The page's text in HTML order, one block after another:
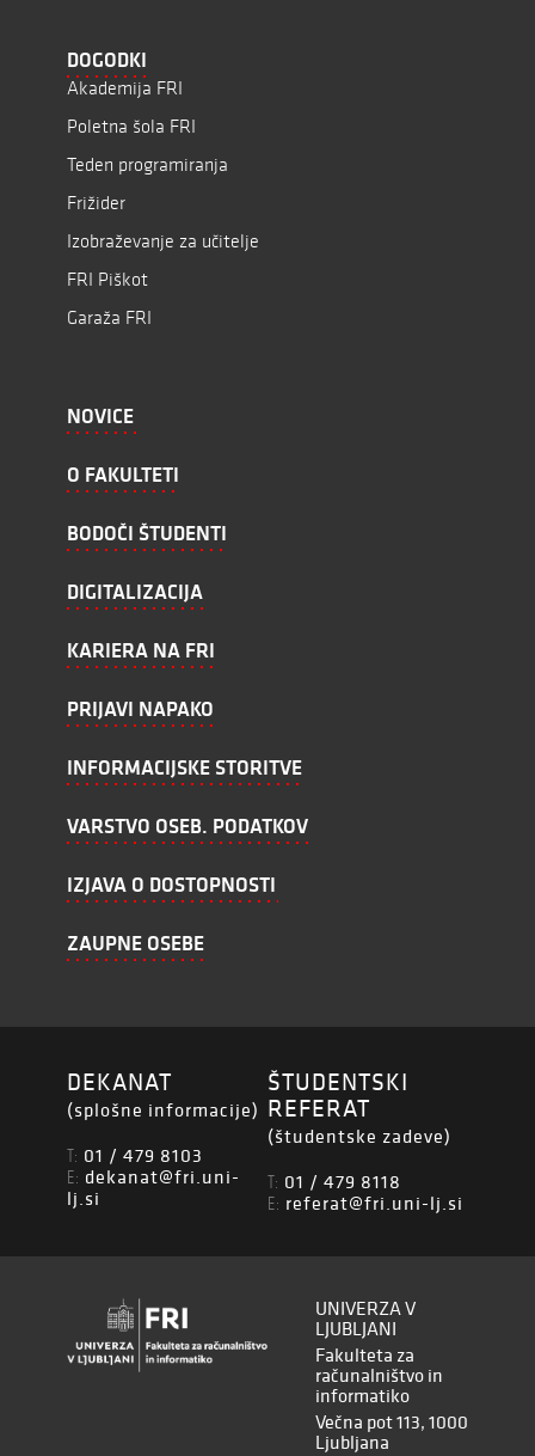
DOGODKI
Akademija FRI
Poletna šola FRI
Teden programiranja
Frižider
Izobraževanje za učitelje
FRI Piškot
Garaža FRI
NOVICE
O FAKULTETI
BODOČI ŠTUDENTI
DIGITALIZACIJA
KARIERA NA FRI
PRIJAVI NAPAKO
INFORMACIJSKE STORITVE
VARSTVO OSEB. PODATKOV
IZJAVA O DOSTOPNOSTI
ZAUPNE OSEBE
DEKANAT
(splošne informacije)
T: 01 / 479 8103
E: dekanat@fri.uni-
lj.si
ŠTUDENTSKI
REFERAT
(študentske zadeve)
T: 01 / 479 8118
E: referat@fri.uni-lj.si
UNIVERZA V
LJUBLJANI
Fakulteta za
računalništvo in
informatiko
Večna pot 113, 1000
Ljubljana